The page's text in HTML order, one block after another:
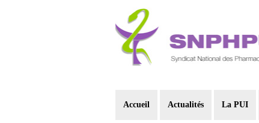
Accueil Actualités La PUI